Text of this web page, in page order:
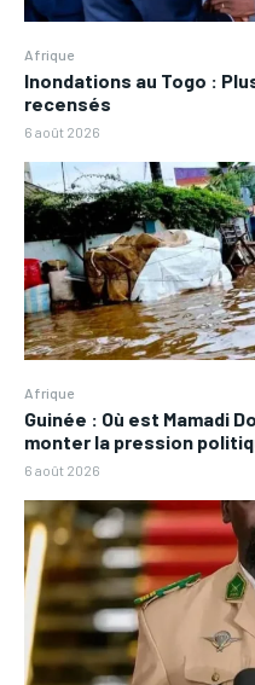
Afrique
Inondations au Togo :
recensés
6 août 2026
Afrique
Guinée : Où est Mamadi
monter la pression
6 août 2026